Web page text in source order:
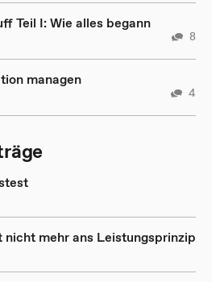
Teil I: Wie alles begann
8
managen
4
mehr ans Leistungsprinzip